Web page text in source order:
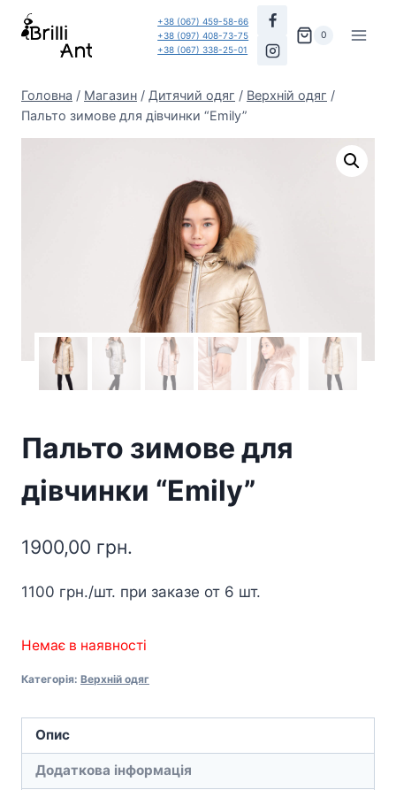
Перейти
+38 (067) 459-58-66
+38 (097) 408-73-75
+38 (067) 338-25-01
0
Головна / Магазин / Дитячий одяг / Верхній одяг /
Пальто зимове для дівчинки “Emily”
Пальто зимове для
дівчинки “Emily”
1900,00 грн.
1100 грн./шт. при заказе от 6 шт.
Немає в наявності
Категорія: Верхній одяг
Опис
Додаткова інформація